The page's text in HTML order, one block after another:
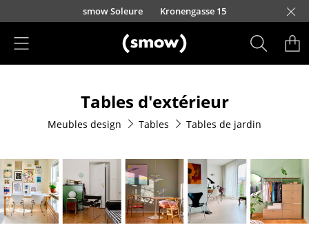
Accéder directement au contenu
smow Soleure Kronengasse 15
Chaises de cuisine & salle à manger
Canapés
Fauteuils
Fauteuils lounge
Tables d'extérieur
Meubles design Tables Tables de jardin